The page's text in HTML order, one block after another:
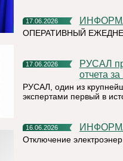
17.06.2026
ОПЕРАТИВНЫЙ
17.06.2026
РУСАЛ провел общественно-экспертные заверения Единого
отчета
РУСАЛ, один из
экспертами первый в
16.06.2026
Отключение